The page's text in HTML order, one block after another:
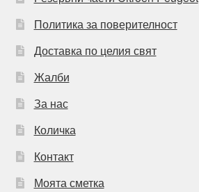
Политика за поверителност
Доставка по целия свят
Жалби
За нас
Количка
Контакт
Моята сметка